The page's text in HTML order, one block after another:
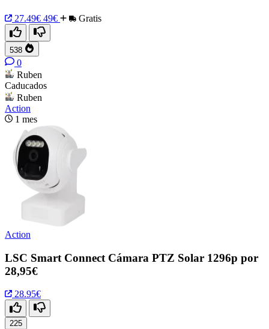
27.49€ 49€ Gratis
538
0
Ruben
Caducados
Ruben
Action
1 mes
Action
LSC Smart Connect Cámara PTZ Solar 1296p por
28,95€
28.95€
225